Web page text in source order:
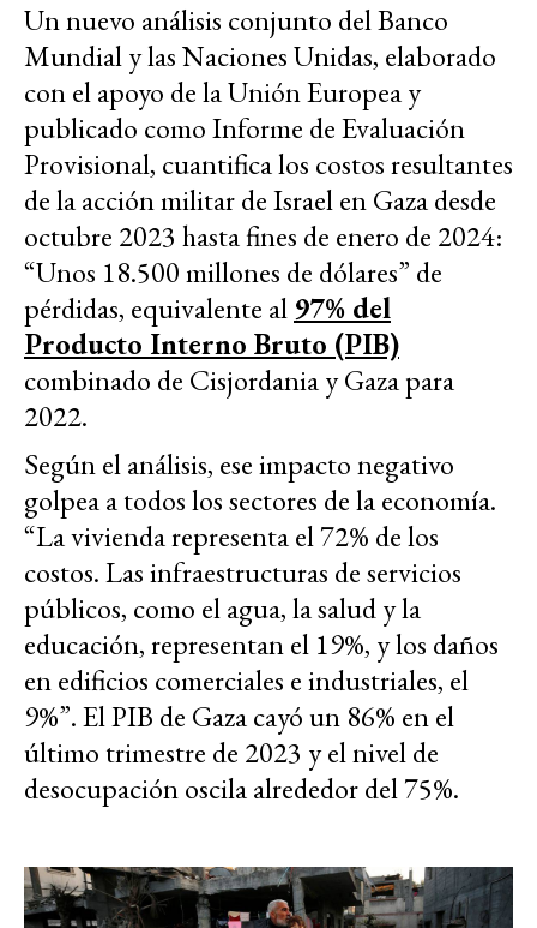
Un nuevo análisis conjunto del Banco
Mundial y las Naciones Unidas, elaborado
con el apoyo de la Unión Europea y
publicado como Informe de Evaluación
Provisional, cuantifica los costos resultantes
de la acción militar de Israel en Gaza desde
octubre 2023 hasta fines de enero de 2024:
“Unos 18.500 millones de dólares” de
pérdidas, equivalente al 97% del
Producto Interno Bruto (PIB)
combinado de Cisjordania y Gaza para
2022.
Según el análisis, ese impacto negativo
golpea a todos los sectores de la economía.
“La vivienda representa el 72% de los
costos. Las infraestructuras de servicios
públicos, como el agua, la salud y la
educación, representan el 19%, y los daños
en edificios comerciales e industriales, el
9%”. El PIB de Gaza cayó un 86% en el
último trimestre de 2023 y el nivel de
desocupación oscila alrededor del 75%.